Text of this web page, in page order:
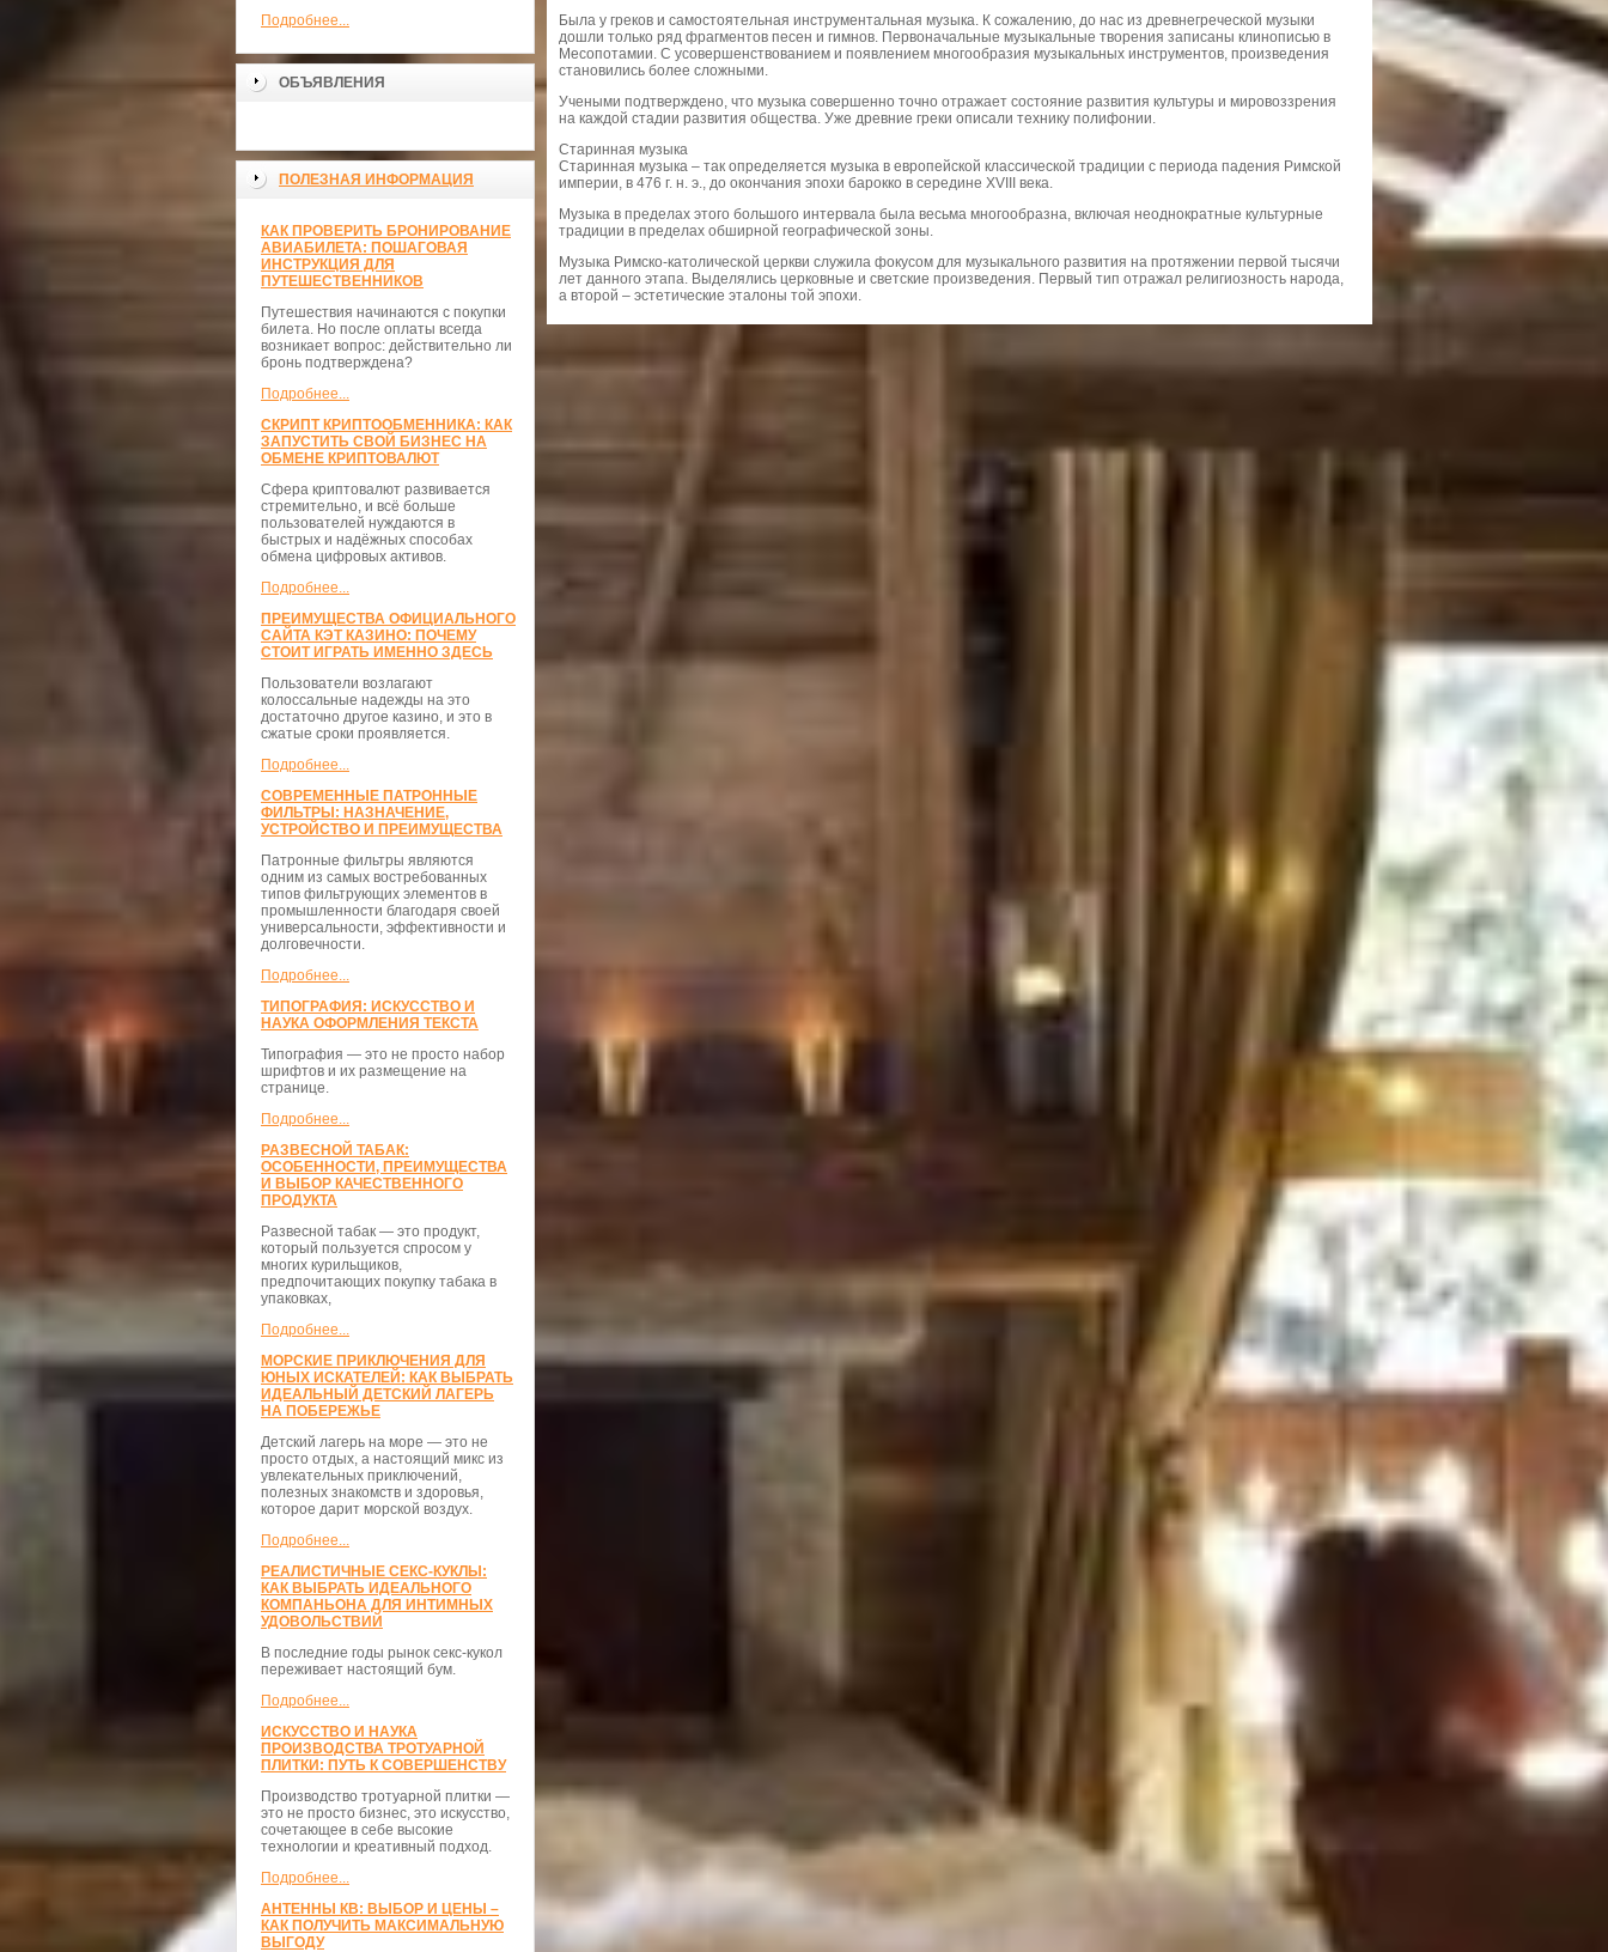
Подробнее...
ОБЪЯВЛЕНИЯ
ПОЛЕЗНАЯ ИНФОРМАЦИЯ
КАК ПРОВЕРИТЬ БРОНИРОВАНИЕ
АВИАБИЛЕТА: ПОШАГОВАЯ
ИНСТРУКЦИЯ ДЛЯ
ПУТЕШЕСТВЕННИКОВ
Путешествия начинаются с покупки
билета. Но после оплаты всегда
возникает вопрос: действительно ли
бронь подтверждена?
Подробнее...
СКРИПТ КРИПТООБМЕННИКА: КАК
ЗАПУСТИТЬ СВОЙ БИЗНЕС НА
ОБМЕНЕ КРИПТОВАЛЮТ
Сфера криптовалют развивается
стремительно, и всё больше
пользователей нуждаются в
быстрых и надёжных способах
обмена цифровых активов.
Подробнее...
ПРЕИМУЩЕСТВА ОФИЦИАЛЬНОГО
САЙТА КЭТ КАЗИНО: ПОЧЕМУ
СТОИТ ИГРАТЬ ИМЕННО ЗДЕСЬ
Пользователи возлагают
колоссальные надежды на это
достаточно другое казино, и это в
сжатые сроки проявляется.
Подробнее...
СОВРЕМЕННЫЕ ПАТРОННЫЕ
ФИЛЬТРЫ: НАЗНАЧЕНИЕ,
УСТРОЙСТВО И ПРЕИМУЩЕСТВА
Патронные фильтры являются
одним из самых востребованных
типов фильтрующих элементов в
промышленности благодаря своей
универсальности, эффективности и
долговечности.
Подробнее...
ТИПОГРАФИЯ: ИСКУССТВО И
НАУКА ОФОРМЛЕНИЯ ТЕКСТА
Типография — это не просто набор
шрифтов и их размещение на
странице.
Подробнее...
РАЗВЕСНОЙ ТАБАК:
ОСОБЕННОСТИ, ПРЕИМУЩЕСТВА
И ВЫБОР КАЧЕСТВЕННОГО
ПРОДУКТА
Развесной табак — это продукт,
который пользуется спросом у
многих курильщиков,
предпочитающих покупку табака в
упаковках,
Подробнее...
МОРСКИЕ ПРИКЛЮЧЕНИЯ ДЛЯ
ЮНЫХ ИСКАТЕЛЕЙ: КАК ВЫБРАТЬ
ИДЕАЛЬНЫЙ ДЕТСКИЙ ЛАГЕРЬ
НА ПОБЕРЕЖЬЕ
Детский лагерь на море — это не
просто отдых, а настоящий микс из
увлекательных приключений,
полезных знакомств и здоровья,
которое дарит морской воздух.
Подробнее...
РЕАЛИСТИЧНЫЕ СЕКС-КУКЛЫ:
КАК ВЫБРАТЬ ИДЕАЛЬНОГО
КОМПАНЬОНА ДЛЯ ИНТИМНЫХ
УДОВОЛЬСТВИЙ
В последние годы рынок секс-кукол
переживает настоящий бум.
Подробнее...
ИСКУССТВО И НАУКА
ПРОИЗВОДСТВА ТРОТУАРНОЙ
ПЛИТКИ: ПУТЬ К СОВЕРШЕНСТВУ
Производство тротуарной плитки —
это не просто бизнес, это искусство,
сочетающее в себе высокие
технологии и креативный подход.
Подробнее...
АНТЕННЫ КВ: ВЫБОР И ЦЕНЫ –
КАК ПОЛУЧИТЬ МАКСИМАЛЬНУЮ
ВЫГОДУ
Была у греков и самостоятельная инструментальная музыка. К сожалению, до нас из древнегреческой музыки
дошли только ряд фрагментов песен и гимнов. Первоначальные музыкальные творения записаны клинописью в
Месопотамии. С усовершенствованием и появлением многообразия музыкальных инструментов, произведения
становились более сложными.
Учеными подтверждено, что музыка совершенно точно отражает состояние развития культуры и мировоззрения
на каждой стадии развития общества. Уже древние греки описали технику полифонии.
Старинная музыка
Старинная музыка – так определяется музыка в европейской классической традиции с периода падения Римской
империи, в 476 г. н. э., до окончания эпохи барокко в середине XVIII века.
Музыка в пределах этого большого интервала была весьма многообразна, включая неоднократные культурные
традиции в пределах обширной географической зоны.
Музыка Римско-католической церкви служила фокусом для музыкального развития на протяжении первой тысячи
лет данного этапа. Выделялись церковные и светские произведения. Первый тип отражал религиозность народа,
а второй – эстетические эталоны той эпохи.